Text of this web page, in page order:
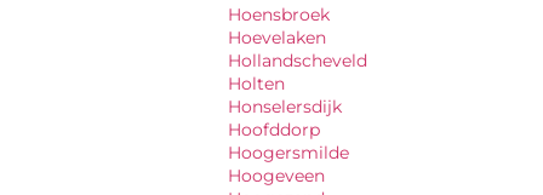
Hoensbroek
Hoevelaken
Hollandscheveld
Holten
Honselersdijk
Hoofddorp
Hoogersmilde
Hoogeveen